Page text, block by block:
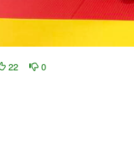
22 0